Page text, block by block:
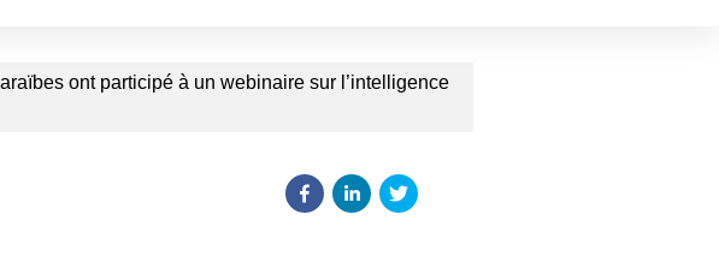
ont participé à un webinaire sur l’intelligence